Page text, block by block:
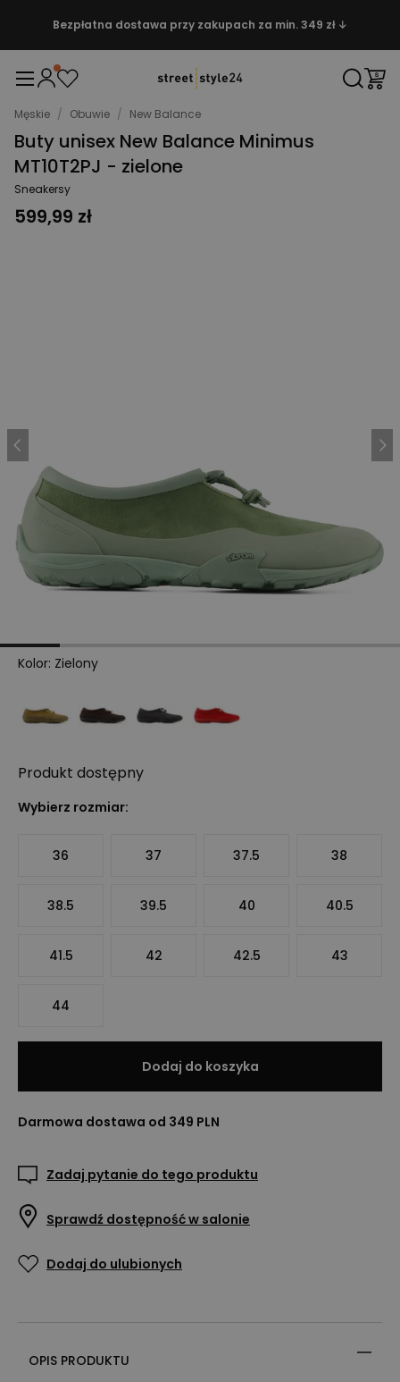
Bezpłatna dostawa przy zakupach za min. 349 zł ↓
Męskie / Obuwie / New Balance
Buty unisex New Balance Minimus
MT10T2PJ - zielone
Sneakersy
599,99 zł
Kolor: Zielony
Produkt dostępny
Wybierz rozmiar:
36 37 37.5 38
38.5 39.5 40 40.5
41.5 42 42.5 43
44
Dodaj do koszyka
Darmowa dostawa od 349 PLN
Zadaj pytanie do tego produktu
Sprawdź dostępność w salonie
Dodaj do ulubionych
OPIS PRODUKTU